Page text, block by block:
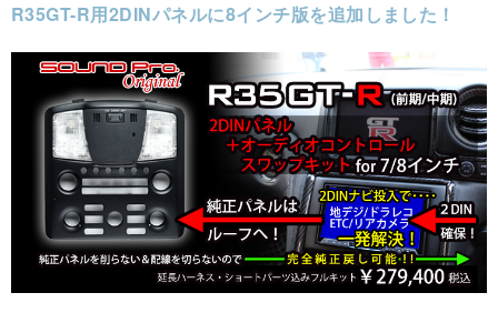
R35GT-R用2DINパネルに8インチ版を追加しました！